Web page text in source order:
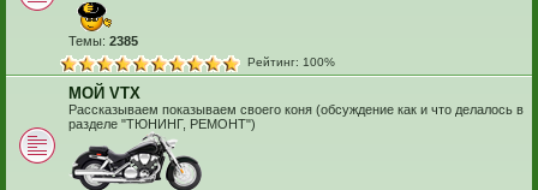
Темы: 2385
Рейтинг: 100%
МОЙ VTX
Рассказываем показываем своего коня (обсуждение как и что делалось в
разделе "ТЮНИНГ, РЕМОНТ")